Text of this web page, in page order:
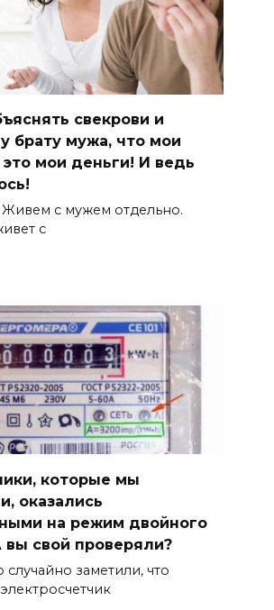
свекрови и
брату мужа, что мои
мои деньги! И ведь
с мужем отдельно.
с
которые мы
оказались
на режим двойного
вы свой проверяли?
заметили, что